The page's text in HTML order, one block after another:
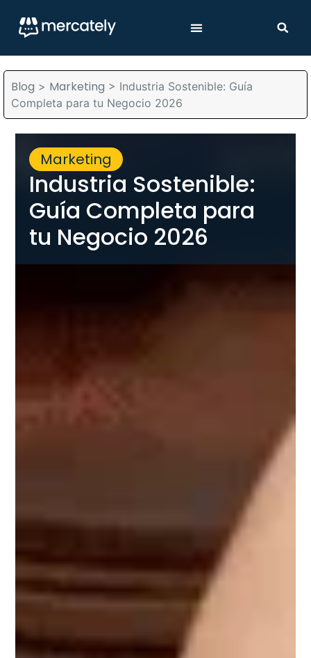
Blog > Marketing > Industria Sostenible: Guía
Completa para tu Negocio 2026
Marketing
Industria Sostenible:
Guía Completa para
tu Negocio 2026